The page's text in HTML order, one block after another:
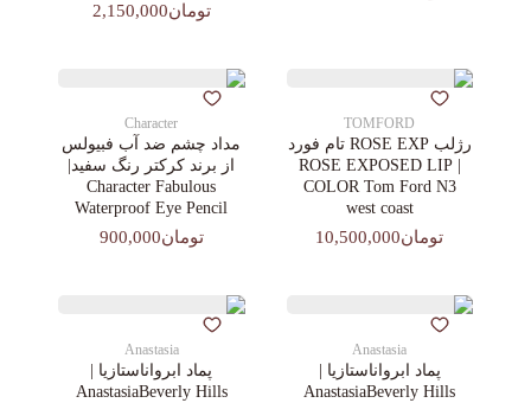
تومان2,150,000
TOMFORD
رژلب ROSE EXP تام فورد
| ROSE EXPOSED LIP
COLOR Tom Ford N3
west coast
تومان10,500,000
Character
مداد چشم ضد آب فبیولس
از برند کرکتر رنگ سفید|
Character Fabulous
Waterproof Eye Pencil
تومان900,000
Anastasia
پماد ابرواناستازیا |
AnastasiaBeverly Hills
Anastasia
پماد ابرواناستازیا |
AnastasiaBeverly Hills